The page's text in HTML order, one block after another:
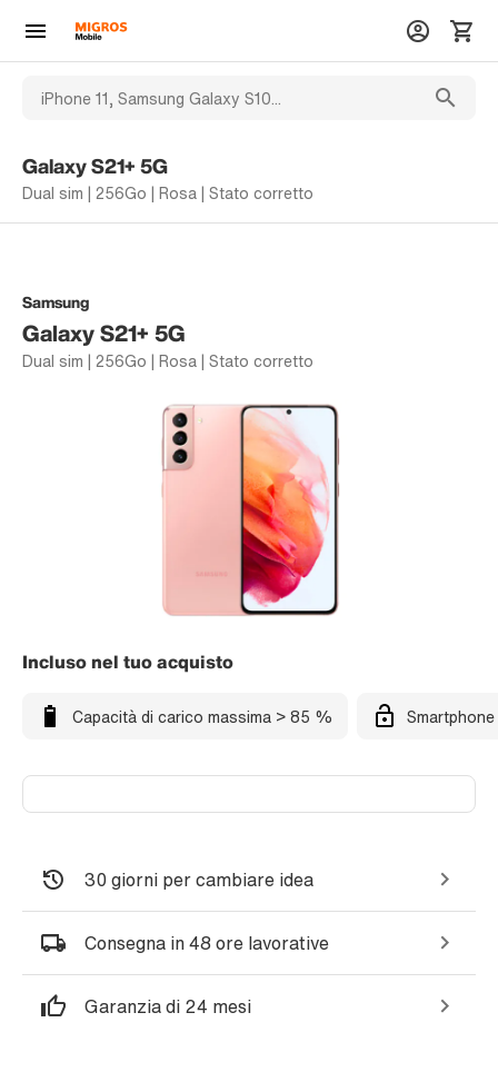
Galaxy S21+ 5G
Dual sim | 256Go | Rosa | Stato corretto
Samsung
Galaxy S21+ 5G
Dual sim | 256Go | Rosa | Stato corretto
Incluso nel tuo acquisto
Capacità di carico massima > 85 %
30 giorni per cambiare idea
Consegna in 48 ore lavorative
Garanzia di 24 mesi